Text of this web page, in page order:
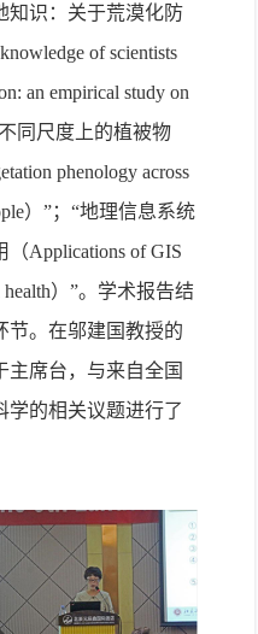
知识：关于荒漠化防
of scientists
an empirical study on
同尺度上的植被物
phenology across
）”；“地理信息系统
（Applications of GIS
）”。学术报告结
节。在邬建国教授的
主席台，与来自全国
学的相关议题进行了